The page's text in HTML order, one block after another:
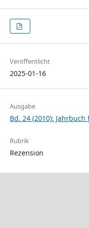
Veröffentlicht
2025-01-16
Ausgabe
Bd. 24 (2010):
Rubrik
Rezension